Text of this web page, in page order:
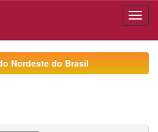
Nordeste do Brasil